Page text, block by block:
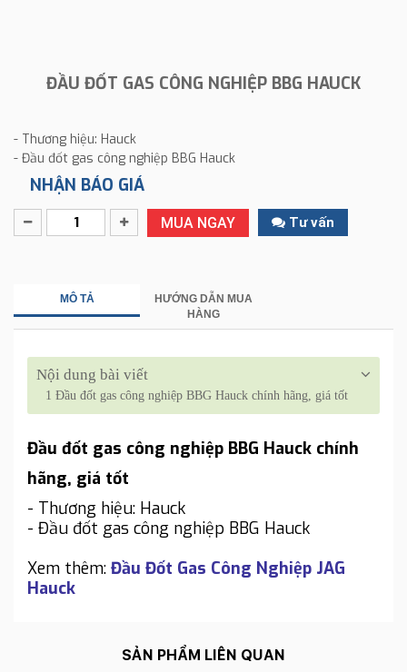
ĐẦU ĐỐT GAS CÔNG NGHIỆP BBG HAUCK
- Thương hiệu: Hauck
- Đầu đốt gas công nghiệp BBG Hauck
NHẬN BÁO GIÁ
MUA NGAY Tư vấn
MÔ TẢ
HƯỚNG DẪN MUA
HÀNG
Nội dung bài viết
1 Đầu đốt gas công nghiệp BBG Hauck chính hãng, giá tốt
Đầu đốt gas công nghiệp BBG Hauck chính
hãng, giá tốt
- Thương hiệu: Hauck
- Đầu đốt gas công nghiệp BBG Hauck
Xem thêm: Đầu Đốt Gas Công Nghiệp JAG
Hauck
SẢN PHẨM LIÊN QUAN